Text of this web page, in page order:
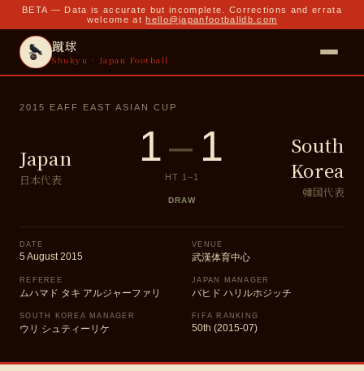
BETA — Data is accurate but incomplete. Corrections and errata
welcome at hello@japanfootballdb.com
蹴球
Shukyu · Japan Football
2015 EAFF EAST ASIAN CUP
Japan
日本代表
1– 1
HT 1 –1
DRAW
South
Korea
韓国代表
DATE
5 August 2015
VENUE
武漢体育中心
REFEREE
ムハマド タキ アルジャーファリ
JAPAN MANAGER
バヒド ハリルホジッチ
SOUTH KOREA MANAGER
ウリ シュティーリケ
FIFA RANKING
50th (2015-07)